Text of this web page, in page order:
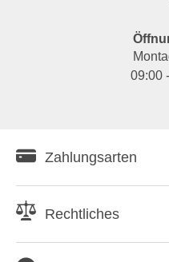
09:00
Zahlungsarten
Rechtliches